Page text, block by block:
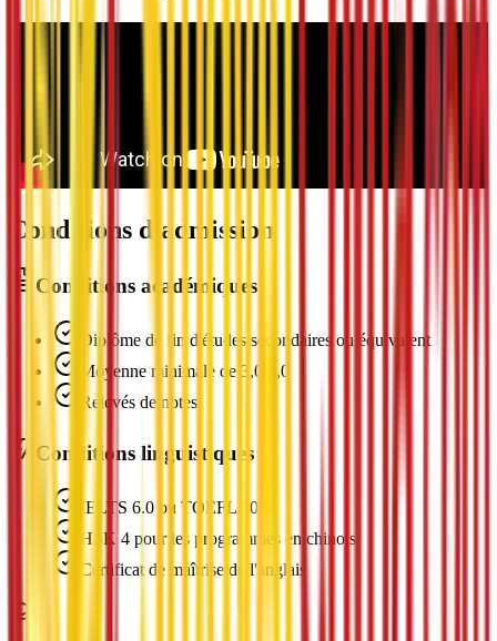
Conditions d'admission
Conditions académiques
Diplôme de fin d'études secondaires ou équivalent
Moyenne minimale de 3,0/4,0
Relevés de notes
Conditions linguistiques
IELTS 6.0 ou TOEFL 80+
HSK 4 pour les programmes en chinois
Certificat de maîtrise de l'anglais